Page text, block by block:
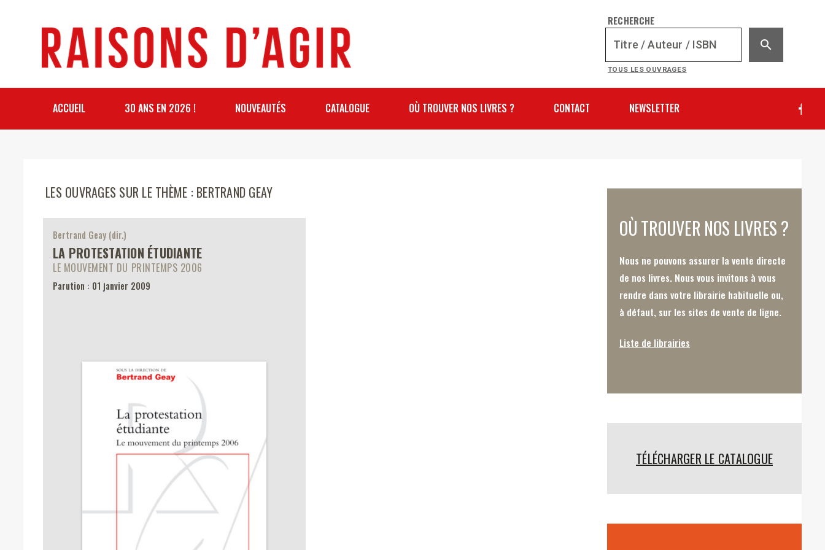
RECHERCHE
search
TOUS LES OUVRAGES
ACCUEIL 30 ANS EN 2026 ! NOUVEAUTÉS CATALOGUE OÙ TROUVER NOS LIVRES ? CONTACT NEWSLETTER
LES OUVRAGES SUR LE THÈME : BERTRAND GEAY
Bertrand Geay (dir.)
LA PROTESTATION ÉTUDIANTE
LE MOUVEMENT DU PRINTEMPS 2006
Parution : 01 janvier 2009
OÙ TROUVER NOS LIVRES ?
Nous ne pouvons assurer la vente directe
de nos livres. Nous vous invitons à vous
rendre dans votre librairie habituelle ou,
à défaut, sur les sites de vente de ligne.
Liste de librairies
TÉLÉCHARGER LE CATALOGUE